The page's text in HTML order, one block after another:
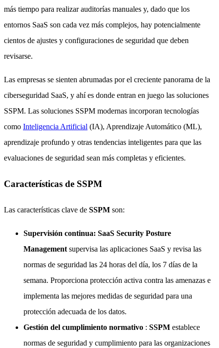
más tiempo para realizar auditorías manuales y, dado que los
entornos SaaS son cada vez más complejos, hay potencialmente
cientos de ajustes y configuraciones de seguridad que deben
revisarse.
Las empresas se sienten abrumadas por el creciente panorama de la
ciberseguridad SaaS, y ahí es donde entran en juego las soluciones
SSPM. Las soluciones SSPM modernas incorporan tecnologías
como Inteligencia Artificial (IA), Aprendizaje Automático (ML),
aprendizaje profundo y otras tendencias inteligentes para que las
evaluaciones de seguridad sean más completas y eficientes.
Características de SSPM
Las características clave de SSPM son:
Supervisión continua: SaaS Security Posture
Management supervisa las aplicaciones SaaS y revisa las
normas de seguridad las 24 horas del día, los 7 días de la
semana. Proporciona protección activa contra las amenazas e
implementa las mejores medidas de seguridad para una
protección adecuada de los datos.
Gestión del cumplimiento normativo : SSPM establece
normas de seguridad y cumplimiento para las organizaciones